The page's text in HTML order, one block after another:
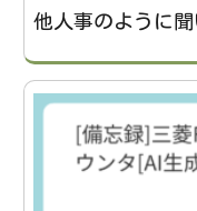
他人事のように